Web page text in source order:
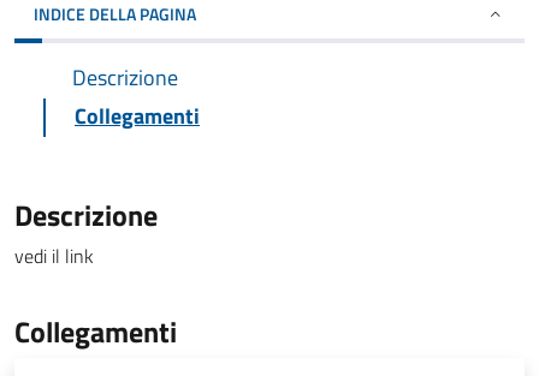
INDICE DELLA PAGINA
Descrizione
Collegamenti
Descrizione
vedi il link
Collegamenti